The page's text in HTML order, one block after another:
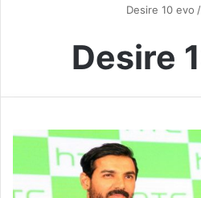
/
Desire 10 evo
Desire